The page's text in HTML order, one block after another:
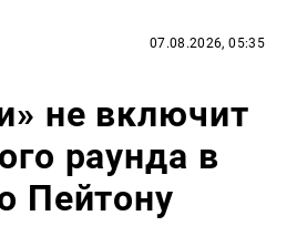
07.08.2026, 05:35
не включит
раунда в
Пейтону